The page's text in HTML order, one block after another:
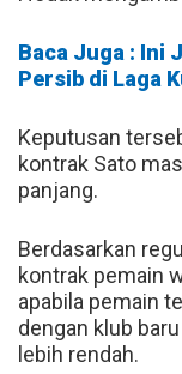
Baca Juga : Ini
Persib di Laga
Keputusan
kontrak Sato
panjang.
Berdasarkan
kontrak pemain
apabila pemain
dengan klub
lebih rendah.